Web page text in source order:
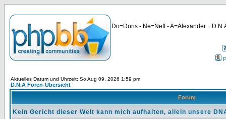
Do=Doris - Ne=Neff - A=Alexander ..
Aktuelles Datum und Uhrzeit: So Aug 09, 2026 1:59 pm
D.N.A Foren-Übersicht
Forum
Kein Gericht dieser Welt kann mich aufhalten, allein unsere